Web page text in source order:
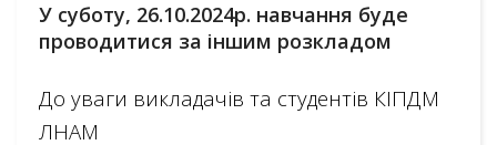
У суботу, 26.10.2024р. навчання буде
проводитися за іншим розкладом
До уваги викладачів та студентів КІПДМ
ЛНАМ